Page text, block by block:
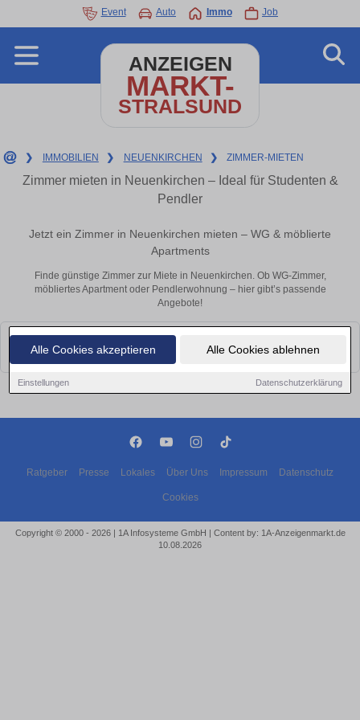
Alle Cookies akzeptieren Alle Cookies ablehnen
Einstellungen Datenschutzerklärung
Event Auto Immo Job
ANZEIGEN
MARKT-
STRALSUND
❯ IMMOBILIEN ❯ NEUENKIRCHEN ❯ ZIMMER-MIETEN
Zimmer mieten in Neuenkirchen – Ideal für Studenten &
Pendler
Jetzt ein Zimmer in Neuenkirchen mieten – WG & möblierte
Apartments
Finde günstige Zimmer zur Miete in Neuenkirchen. Ob WG-Zimmer,
möbliertes Apartment oder Pendlerwohnung – hier gibt’s passende
Angebote!
Leider konnten wir derzeit keine passenden Objekte finden. Schauen Sie
bald wieder vorbei!
Ratgeber Presse Lokales Über Uns Impressum Datenschutz
Cookies
Copyright © 2000 - 2026 | 1A Infosysteme GmbH | Content by: 1A-Anzeigenmarkt.de
10.08.2026